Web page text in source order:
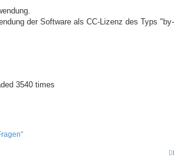
der Software als CC-Lizenz des Typs
3540 times